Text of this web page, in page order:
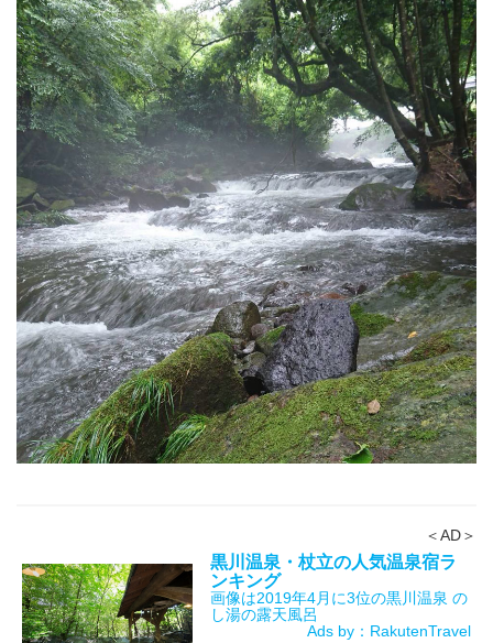
＜AD＞
黒川温泉・杖立の人気温泉宿ラ
ンキング
画像は2019年4月に3位の黒川温泉 の
し湯の露天風呂
Ads by：RakutenTravel